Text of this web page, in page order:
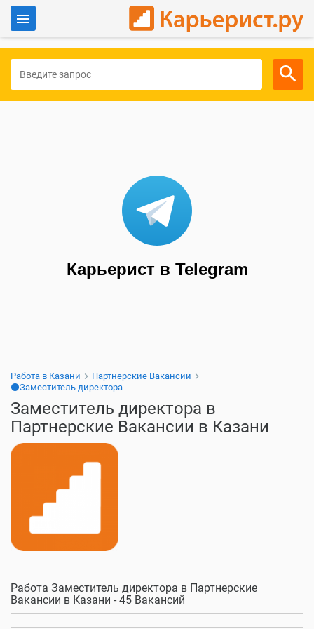
Для работодателей
Карьерист в Telegram
Работа в Казани
Партнерские Вакансии
⚫Заместитель директора
Заместитель директора в
Партнерские Вакансии в Казани
Работа Заместитель директора в Партнерские
Вакансии в Казани - 45 Вакансий